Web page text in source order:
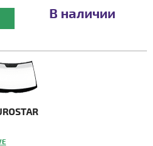
В наличии